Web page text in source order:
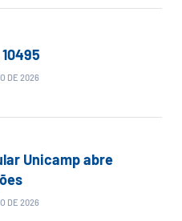
DE 2026
Unicamp abre
DE 2026